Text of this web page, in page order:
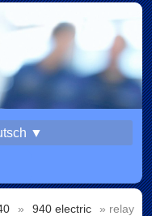
▼
» 940 electric » relay